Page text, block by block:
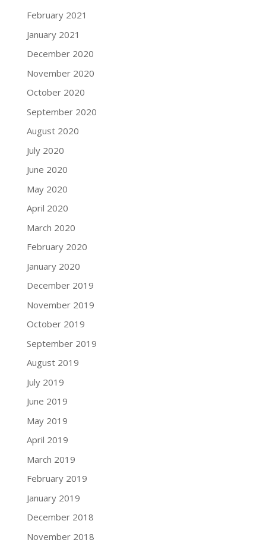
February 2021
January 2021
December 2020
November 2020
October 2020
September 2020
August 2020
July 2020
June 2020
May 2020
April 2020
March 2020
February 2020
January 2020
December 2019
November 2019
October 2019
September 2019
August 2019
July 2019
June 2019
May 2019
April 2019
March 2019
February 2019
January 2019
December 2018
November 2018